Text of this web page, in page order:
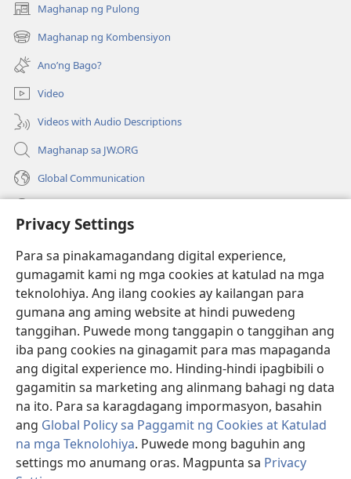
Privacy Settings
Para sa pinakamagandang digital experience,
gumagamit kami ng mga cookies at katulad na mga
teknolohiya. Ang ilang cookies ay kailangan para
gumana ang aming website at hindi puwedeng
tanggihan. Puwede mong tanggapin o tanggihan ang
iba pang cookies na ginagamit para mas mapaganda
ang digital experience mo. Hinding-hindi ipagbibili o
gagamitin sa marketing ang alinmang bahagi ng data
na ito. Para sa karagdagang impormasyon, basahin
ang Global Policy sa Paggamit ng Cookies at Katulad
na mga Teknolohiya. Puwede mong baguhin ang
settings mo anumang oras. Magpunta sa Privacy
Maghanap ng Pulong
(may
bubukas
na
bagong
window)
Maghanap ng Kombensiyon
(may
bubukas
na
bagong
window)
Ano’ng Bago?
Video
Videos with Audio Descriptions
Maghanap sa JW.ORG
Global Communication
(may
na
bagong
window)
Watchtower ONLINE LIBRARY™
(may
bubukas
na
bagong
window)
JW Hub ®
(may
bubukas
bagong
window)
JW Library ®
Watchtower Library®
Copyright